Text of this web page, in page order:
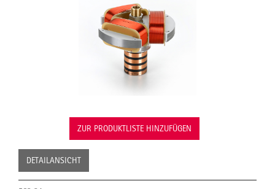
ZUR PRODUKTLISTE HINZUFÜGEN
DETAILANSICHT